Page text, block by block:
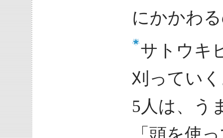
にかかわ
サトウキ
刈ってい
5人は、う